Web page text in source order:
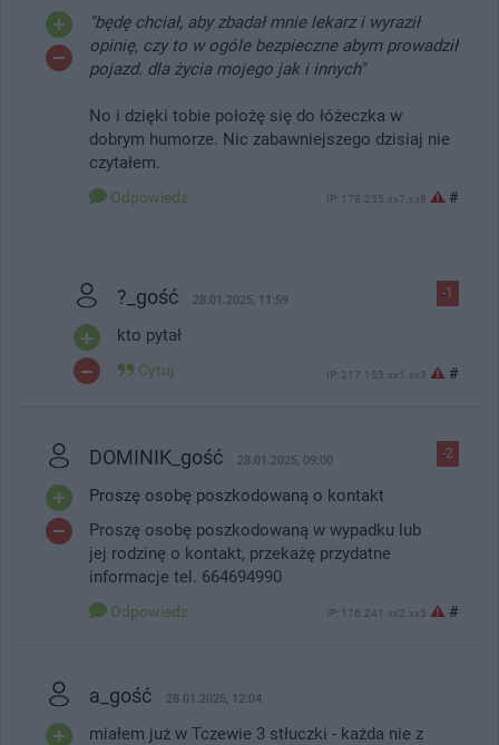
"będę chciał, aby zbadał mnie lekarz i wyraził
opinię, czy to w ogóle bezpieczne abym prowadził
pojazd. dla życia mojego jak i innych"
No i dzięki tobie położę się do łóżeczka w
dobrym humorze. Nic zabawniejszego dzisiaj nie
czytałem.
Odpowiedz IP: 178.235.xx7.xx8 #
-1
?_gość 28.01.2025, 11:59
kto pytał
Cytuj IP: 217.153.xx1.xx3 #
-2
DOMINIK_gość 28.01.2025, 09:00
Proszę osobę poszkodowaną o kontakt
Proszę osobę poszkodowaną w wypadku lub
jej rodzinę o kontakt, przekażę przydatne
informacje tel. 664694990
Odpowiedz IP: 176.241.xx2.xx5 #
a_gość 28.01.2025, 12:04
miałem już w Tczewie 3 stłuczki - każda nie z